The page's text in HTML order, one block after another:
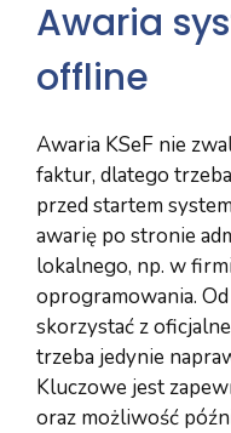
Awaria
offline
Awaria KSeF nie
faktur, dlatego
przed startem
awarię po stronie
lokalnego, np. w
oprogramowania.
skorzystać z
trzeba jedynie
Kluczowe jest
oraz możliwość